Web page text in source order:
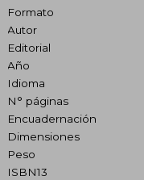
Formato
Autor
Editorial
Año
Idioma
N° páginas
Encuadernación
Dimensiones
Peso
ISBN13